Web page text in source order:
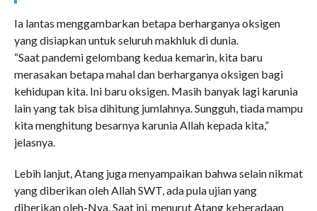
Ia lantas menggambarkan betapa berharganya oksigen
yang disiapkan untuk seluruh makhluk di dunia.
“Saat pandemi gelombang kedua kemarin, kita baru
merasakan betapa mahal dan berharganya oksigen bagi
kehidupan kita. Ini baru oksigen. Masih banyak lagi karunia
lain yang tak bisa dihitung jumlahnya. Sungguh, tiada mampu
kita menghitung besarnya karunia Allah kepada kita,”
jelasnya.
Lebih lanjut, Atang juga menyampaikan bahwa selain nikmat
yang diberikan oleh Allah SWT, ada pula ujian yang
diberikan oleh-Nya. Saat ini, menurut Atang keberadaan